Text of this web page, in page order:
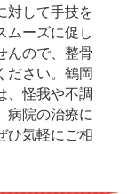
対して手技を
ムーズに促し
んので、整骨
ださい。鶴岡
、怪我や不調
病院の治療に
ひ気軽にご相